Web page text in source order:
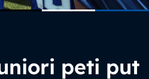
peti put